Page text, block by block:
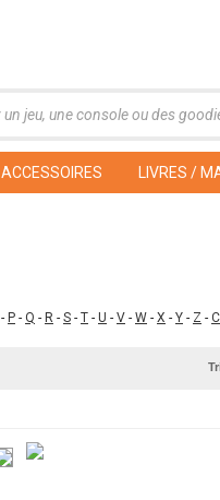
ACCESSOIRES LIVRES /
- P - Q - R - S - T - U - V - W - X - Y - Z -